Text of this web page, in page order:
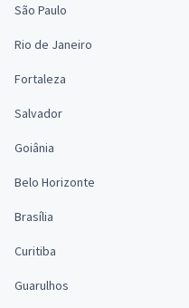
São Paulo
Rio de Janeiro
Fortaleza
Salvador
Goiânia
Belo Horizonte
Brasília
Curitiba
Guarulhos